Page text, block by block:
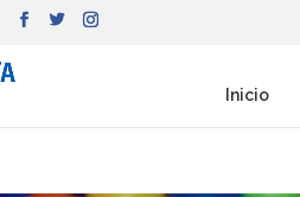
Inicio